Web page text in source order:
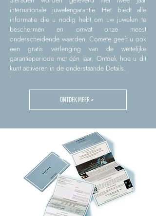
internationale juwelengarantie. Het biedt alle
informatie die u nodig hebt om uw juwelen te
beschermen en omvat onze meest
onderscheidende waarden. Comete geeft u ook
een gratis verlenging van de wettelijke
garantieperiode met één jaar. Ontdek hoe u dit
kunt activeren in de onderstaande Details.
ONTDEK MEER >